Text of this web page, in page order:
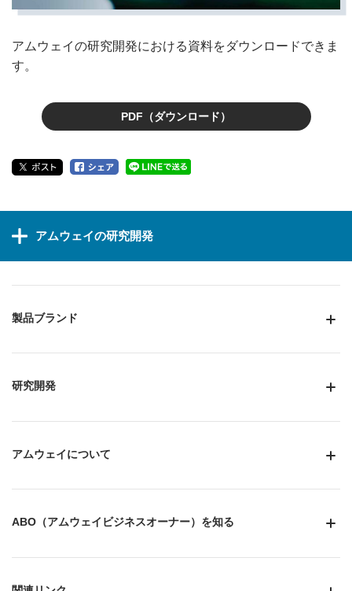
アムウェイの研究開発における資料をダウンロードできま
す。
PDF（ダウンロード）
アムウェイの研究開発
製品ブランド
研究開発
アムウェイについて
ABO（アムウェイビジネスオーナー）を知る